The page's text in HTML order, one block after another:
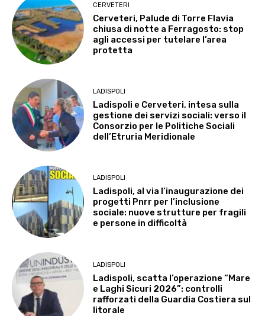
CERVETERI
Cerveteri, Palude di Torre Flavia
chiusa di notte a Ferragosto: stop
agli accessi per tutelare l’area
protetta
LADISPOLI
Ladispoli e Cerveteri, intesa sulla
gestione dei servizi sociali: verso il
Consorzio per le Politiche Sociali
dell’Etruria Meridionale
LADISPOLI
Ladispoli, al via l’inaugurazione dei
progetti Pnrr per l’inclusione
sociale: nuove strutture per fragili
e persone in difficoltà
LADISPOLI
Ladispoli, scatta l’operazione “Mare
e Laghi Sicuri 2026”: controlli
rafforzati della Guardia Costiera sul
litorale